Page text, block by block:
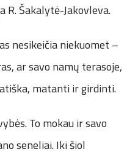
R. Šakalytė-Jakovleva.
nesikeičia niekuomet –
ar savo namų terasoje,
matanti ir girdinti.
To mokau ir savo
seneliai. Iki šiol